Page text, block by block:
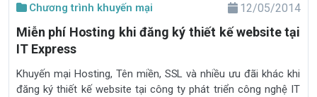
Chương trình khuyến mại 12/05/2014
Miễn phí Hosting khi đăng ký thiết kế website tại
IT Express
Khuyến mại Hosting, Tên miền, SSL và nhiều ưu đãi khác khi
đăng ký thiết kế website tại công ty phát triển công nghệ IT